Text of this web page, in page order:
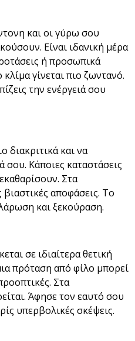
και οι γύρω σου
Είναι ιδανική μέρα
ή προσωπικά
γίνεται πιο ζωντανό.
την ενέργειά σου
διακριτικά και να
σου. Κάποιες καταστάσεις
Στα
βιαστικές αποφάσεις. Το
και ξεκούραση.
σε ιδιαίτερα θετική
πρόταση από φίλο μπορεί
Στα
Άφησε τον εαυτό σου
υπερβολικές σκέψεις.